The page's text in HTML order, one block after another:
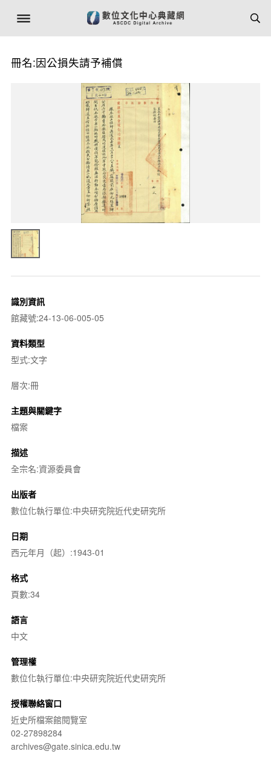
冊名:因公損失請予補償
識別資訊
館藏號:24-13-06-005-05
資料類型
型式:文字
層次:冊
主題與關鍵字
檔案
描述
全宗名:資源委員會
出版者
數位化執行單位:中央研究院近代史研究所
日期
西元年月（起）:1943-01
格式
頁數:34
語言
中文
管理權
數位化執行單位:中央研究院近代史研究所
授權聯絡窗口
近史所檔案館閱覽室
02-27898284
archives@gate.sinica.edu.tw